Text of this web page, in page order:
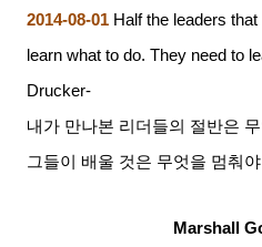
2014-08-01 Half the leaders
learn what to do. They need to
Drucker-
내가 만나본 리더들의 절반은
그들이 배울 것은 무엇을 멈춰
Marshall